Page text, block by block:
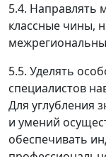
5.4. Направлять
классные чины,
5.5. Уделять
специалистов
Для углубления
и умений
обеспечивать